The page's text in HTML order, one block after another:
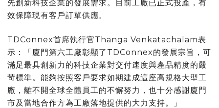
先創新科技企業的發展需求。目前工廠已正式投產，有
效保障現有客戶訂單供應。
TDConnex首席執行官Thanga Venkatachalam表
示：「廈門第六工廠彰顯了TDConnex的發展宗旨，可
滿足最具創新力的科技企業對交付速度與產品精度的嚴
苛標準。能夠按照客戶要求如期建成這座高規格大型工
廠，離不開全球全體員工的不懈努力，也十分感謝廈門
市及當地合作方為工廠落地提供的大力支持。」